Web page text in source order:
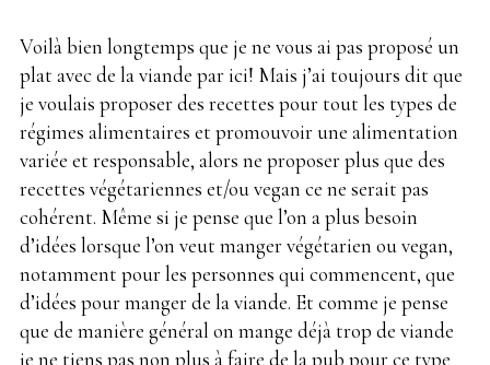
Voilà bien longtemps que je ne vous ai pas proposé un
plat avec de la viande par ici! Mais j’ai toujours dit que
je voulais proposer des recettes pour tout les types de
régimes alimentaires et promouvoir une alimentation
variée et responsable, alors ne proposer plus que des
recettes végétariennes et/ou vegan ce ne serait pas
cohérent. Même si je pense que l’on a plus besoin
d’idées lorsque l’on veut manger végétarien ou vegan,
notamment pour les personnes qui commencent, que
d’idées pour manger de la viande. Et comme je pense
que de manière général on mange déjà trop de viande
je ne tiens pas non plus à faire de la pub pour ce type